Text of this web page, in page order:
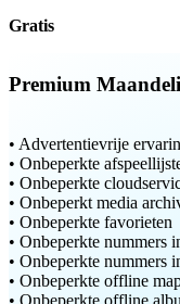
Gratis
Premium
• Advertentievrije
• Onbeperkte
• Onbeperkte
• Onbeperkt media
• Onbeperkte favorieten
• Onbeperkte nummers
• Onbeperkte nummers
• Onbeperkte offline
• Onbeperkte offline